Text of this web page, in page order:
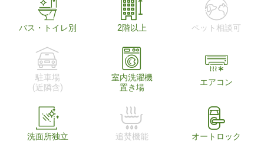
バス・トイレ別 2階以上 ペット相談可
駐車場
(近隣含)
室内洗濯機
置き場
エアコン
洗面所独立 追焚機能 オートロック